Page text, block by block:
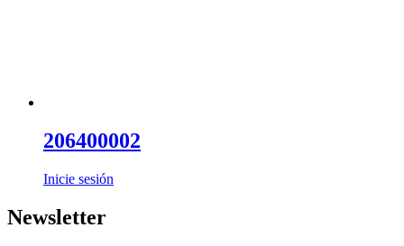
206400002
Inicie sesión
Newsletter